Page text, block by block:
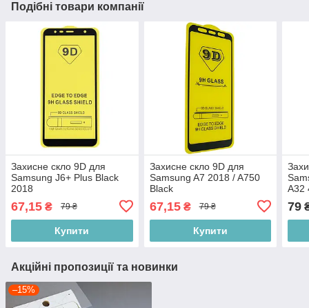
Подібні товари компанії
Захисне скло 9D для
Samsung J6+ Plus Black
2018
67,15 ₴ 79 ₴
Купити
Захисне скло 9D для
Samsung A7 2018 / A750
Black
67,15₴ 79 ₴
Купити
A32
79
Акційні пропозиції та новинки
–15%